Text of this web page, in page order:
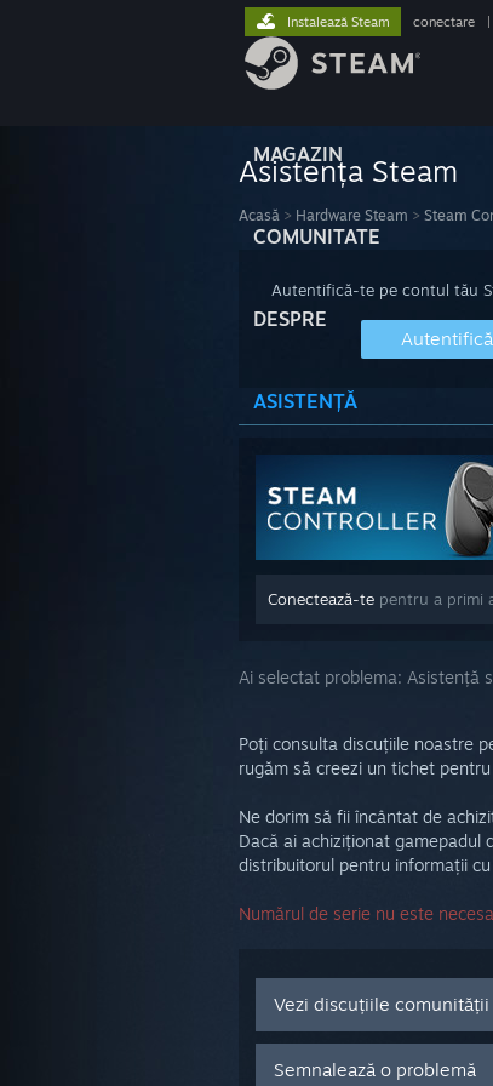
MAGAZIN
COMUNITATE
DESPRE
ASISTENȚĂ
Instalează Steam conectare
Asistența Steam
Acasă > Hardware Steam > Steam
Autentifică-te pe contul tău
Conectează-te pentru a primi
Ai selectat problema: Asistență
Poți consulta discuțiile noastre
rugăm să creezi un tichet
Ne dorim să fii încântat de
Dacă ai achiziționat gamepadul
distribuitorul pentru informații
Numărul de serie nu este
Vezi discuțiile comunității
Semnalează o problemă